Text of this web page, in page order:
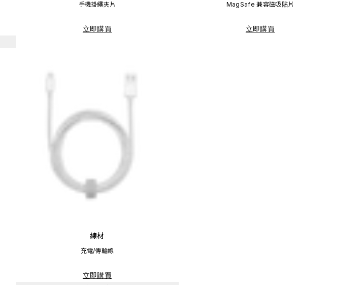
手機掛繩夾片
立即購買
MagSafe 兼容磁吸貼片
立即購買
線材
充電/傳輸線
立即購買